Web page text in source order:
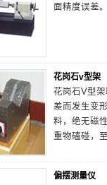
面精度误差。
花岗石v型架
花岗石V型
差而发生变
料，绝无磁
重物磕碰，
偏摆测量仪